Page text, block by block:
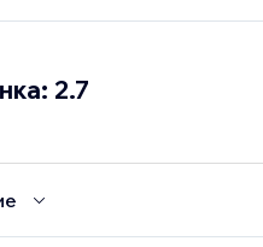
2.7